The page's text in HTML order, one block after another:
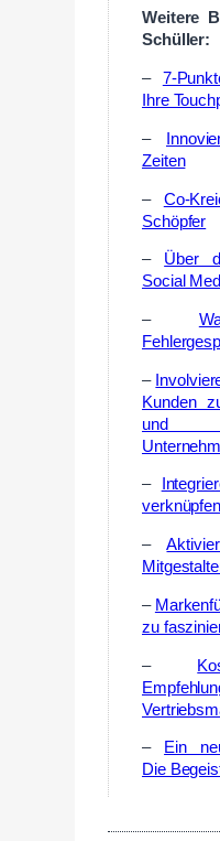
Weitere
Schüller:
– 7-
Ihre
–
Zeiten
– Co-
Schöpfer
– Über
Social
–
–
Kunden
und
–
verknüpfen
–
–
zu
–
–
Ein
Die